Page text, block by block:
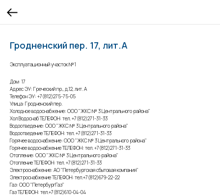
Гродненский пер. 17, лит.А
Эксплуатационный участок №1
Дом: 17
Адрес ЭУ: Греческий пр., д.12, лит. А
Телефон ЭУ: +7(812)275-75-05
Улица: Гродненский пер.
Холодное водоснабжение: ООО "ЖКС № 3 Центрального района"
Хол Водоснаб ТЕЛЕФОН: тел. +7(812)271-31-33
Водоотведение: ООО "ЖКС № 3 Центрального района"
Водоотведение ТЕЛЕФОН: тел. +7(812)271-31-33
Горячее водоснабжение: ООО "ЖКС № 3 Центрального района"
Горячее водоснабжение ТЕЛЕФОН: тел. +7(812)271-31-33
Отопление: ООО "ЖКС № 3 Центрального района"
Отопление ТЕЛЕФОН: тел. +7(812)271-31-33
Электроснабжение: АО "Петербургская сбытовая компания"
Электроснабжение ТЕЛЕФОН: тел.+7(812)679-22-22
Газ: ООО "ПетербургГаз"
Газ ТЕЛЕФОН: тел.+7(812)610-04-04